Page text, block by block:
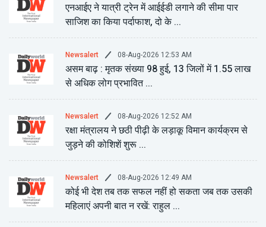
एनआईए ने यात्री ट्रेन में आईईडी लगाने की सीमा पार
साजिश का किया पर्दाफाश, दो के ...
Newsalert 08-Aug-2026 12:53 AM
असम बाढ़ : मृतक संख्या 98 हुई, 13 जिलों में 1.55 लाख
से अधिक लोग प्रभावित ...
Newsalert 08-Aug-2026 12:52 AM
रक्षा मंत्रालय ने छठी पीढ़ी के लड़ाकू विमान कार्यक्रम से
जुड़ने की कोशिशें शुरू ...
Newsalert 08-Aug-2026 12:49 AM
कोई भी देश तब तक सफल नहीं हो सकता जब तक उसकी
महिलाएं अपनी बात न रखें: राहुल ...